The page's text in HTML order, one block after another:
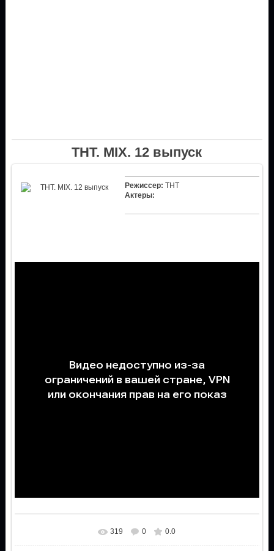
ТНТ. MIX. 12 выпуск
Режиссер: ТНТ
Актеры:
319 0 0.0